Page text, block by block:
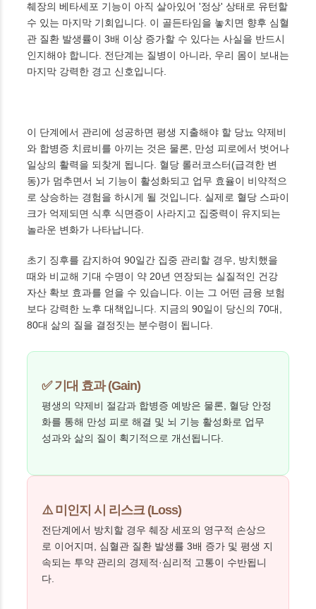
췌장의 베타세포 기능이 아직 살아있어 '정상' 상태로 유턴할
수 있는 마지막 기회입니다. 이 골든타임을 놓치면 향후 심혈
관 질환 발생률이 3배 이상 증가할 수 있다는 사실을 반드시
인지해야 합니다. 전단계는 질병이 아니라, 우리 몸이 보내는
마지막 강력한 경고 신호입니다.
이 단계에서 관리에 성공하면 평생 지출해야 할 당뇨 약제비
와 합병증 치료비를 아끼는 것은 물론, 만성 피로에서 벗어나
일상의 활력을 되찾게 됩니다. 혈당 롤러코스터(급격한 변
동)가 멈추면서 뇌 기능이 활성화되고 업무 효율이 비약적으
로 상승하는 경험을 하시게 될 것입니다. 실제로 혈당 스파이
크가 억제되면 식후 식면증이 사라지고 집중력이 유지되는
놀라운 변화가 나타납니다.
초기 징후를 감지하여 90일간 집중 관리할 경우, 방치했을
때와 비교해 기대 수명이 약 20년 연장되는 실질적인 건강
자산 확보 효과를 얻을 수 있습니다. 이는 그 어떤 금융 보험
보다 강력한 노후 대책입니다. 지금의 90일이 당신의 70대,
80대 삶의 질을 결정짓는 분수령이 됩니다.
✅ 기대 효과 (Gain)
평생의 약제비 절감과 합병증 예방은 물론, 혈당 안정
화를 통해 만성 피로 해결 및 뇌 기능 활성화로 업무
성과와 삶의 질이 획기적으로 개선됩니다.
⚠️ 미인지 시 리스크 (Loss)
전단계에서 방치할 경우 췌장 세포의 영구적 손상으
로 이어지며, 심혈관 질환 발생률 3배 증가 및 평생 지
속되는 투약 관리의 경제적·심리적 고통이 수반됩니
다.